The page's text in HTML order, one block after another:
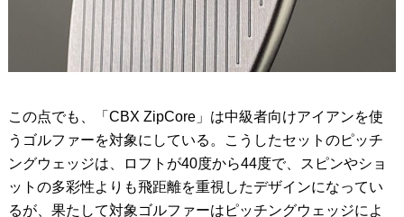
この点でも、「CBX ZipCore」は中級者向けアイアンを使
うゴルファーを対象にしている。こうしたセットのピッチ
ングウェッジは、ロフトが40度から44度で、スピンやショ
ットの多彩性よりも飛距離を重視したデザインになってい
るが、果たして対象ゴルファーはピッチングウェッジによ